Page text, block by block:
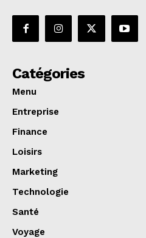
Catégories
Menu
Entreprise
Finance
Loisirs
Marketing
Technologie
Santé
Voyage